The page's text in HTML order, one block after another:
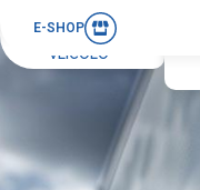
E-SHOP
PER IL TUO
VEICOLO